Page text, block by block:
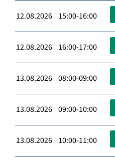
12.08.2026 15:00-16:00
12.08.2026 16:00-17:00
13.08.2026 08:00-09:00
13.08.2026 09:00-10:00
13.08.2026 10:00-11:00